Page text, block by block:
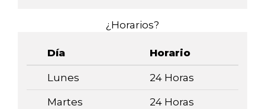
¿Horarios?
Día Horario
Lunes 24 Horas
Martes 24 Horas